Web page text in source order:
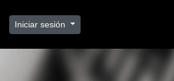
Iniciar sesión